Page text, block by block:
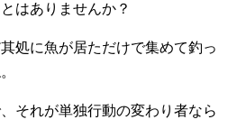
はありませんか？
処に魚が居ただけで集めて釣っ
それが単独行動の変わり者なら